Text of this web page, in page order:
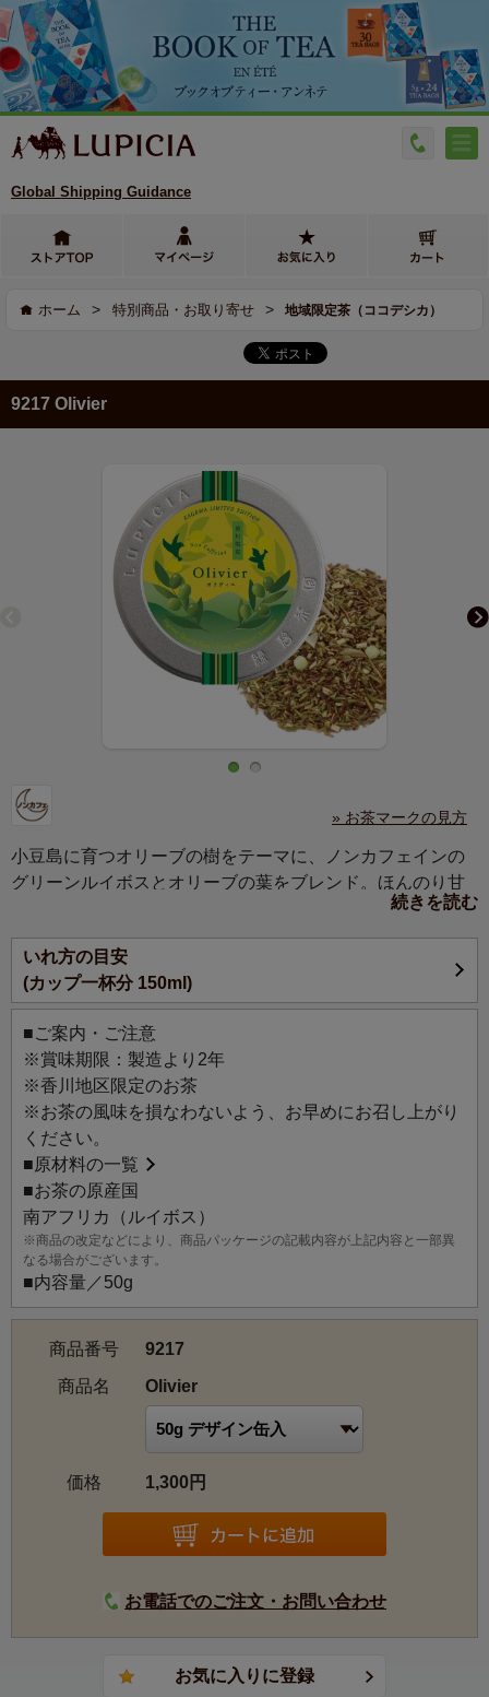
Global Shipping Guidance
ホーム > 特別商品・お取り寄せ > 地域限定茶（ココデシカ）
9217 Olivier
» お茶マークの見方
小豆島に育つオリーブの樹をテーマに、ノンカフェインの
グリーンルイボスとオリーブの葉をブレンド。ほんのり甘
香川県の特産物であるオリーブをイメージしたノンカフェ
インのお茶です。グリーンルイボスと、オリーブの実や葉
の緑色をイメージしたフルーツの香りで、オリーブの木を
表現しました。
続きを読む
いれ方の目安
(カップ一杯分 150ml)
■ご案内・ご注意
※賞味期限：製造より2年
※香川地区限定のお茶
※お茶の風味を損なわないよう、お早めにお召し上がり
ください。
■原材料の一覧
■お茶の原産国
南アフリカ（ルイボス）
※商品の改定などにより、商品パッケージの記載内容が上記内容と一部異
なる場合がございます。
■内容量／50g
商品番号
9217
商品名
Olivier
価格 1,300円
お電話でのご注文・お問い合わせ